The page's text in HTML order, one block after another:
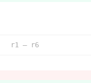
容（例：公務人員在什麼環節
r1 – r6